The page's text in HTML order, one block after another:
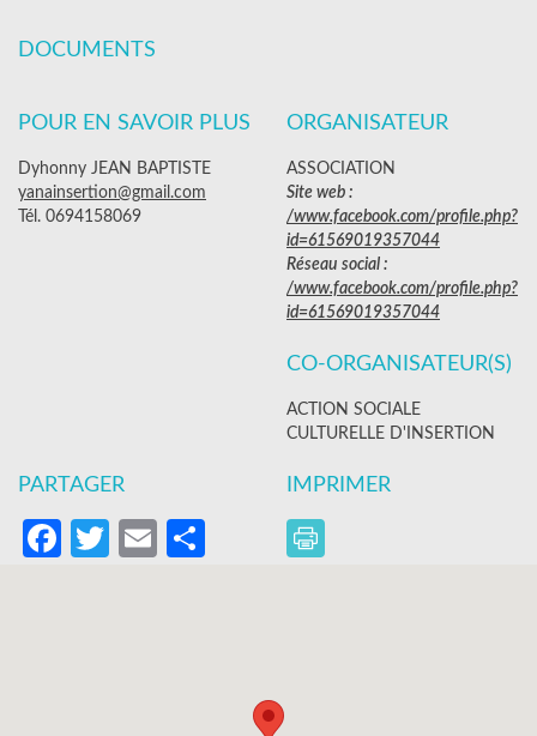
DOCUMENTS
POUR EN SAVOIR PLUS
Dyhonny JEAN BAPTISTE
yanainsertion@gmail.com
Tél. 0694158069
ORGANISATEUR
ASSOCIATION
Site web :
/www.facebook.com/profile.php?
id=61569019357044
Réseau social :
/www.facebook.com/profile.php?
id=61569019357044
CO-ORGANISATEUR(S)
ACTION SOCIALE
CULTURELLE D'INSERTION
PARTAGER
Facebook
Twitter
EmailPartager
IMPRIMER